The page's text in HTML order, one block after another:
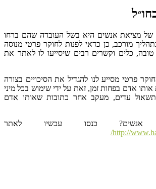
של מציאת אנשים היא בשל העובדה שהם ברחו
מורכב, כן כדאי לפנות לחוקר פרטי מנוסה
כלים וקשרים רבים שיסייעו לו לאתר את
פרטי מסייע לנו להגדיל את הסיכויים בצורה
אדם בפחות זמן, זאת על ידי שימוש בכל מיני
עדים, מעקב אחר כתובות שאותו אדם
אנשים? כנסו עכשיו לאתר
http://